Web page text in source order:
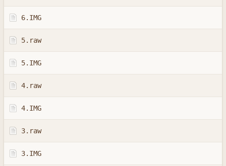
6.IMG
5.raw
5.IMG
4.raw
4.IMG
3.raw
3.IMG